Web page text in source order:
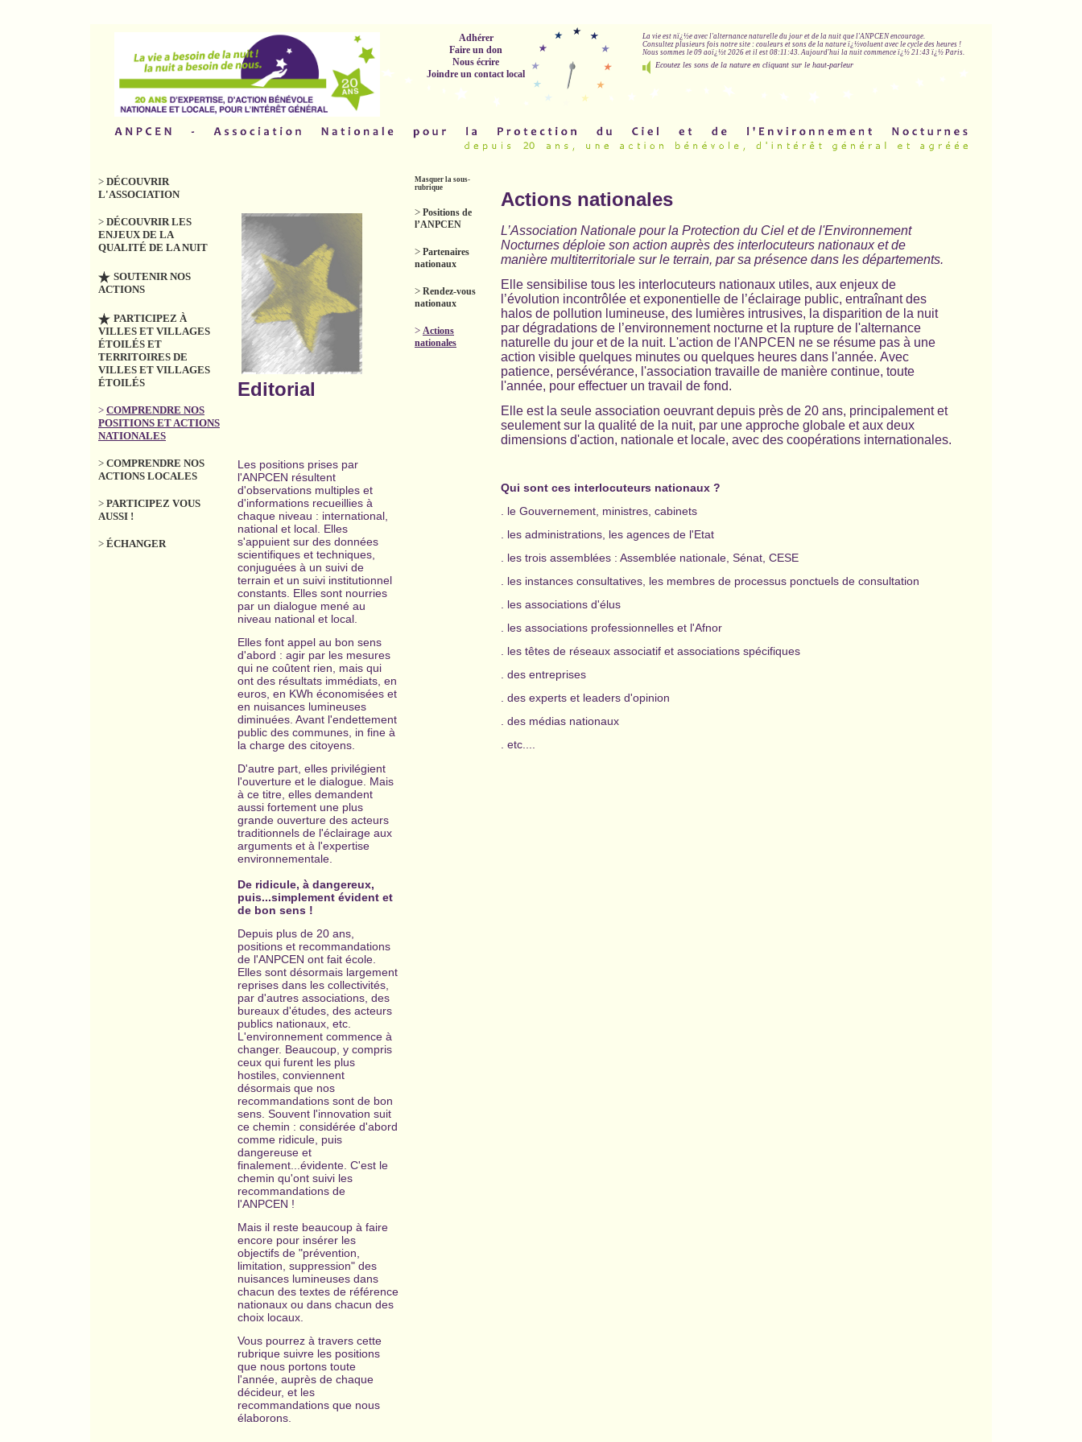
Adhérer
Faire un don
Nous écrire
Joindre un contact local
La vie est nï¿½e avec l'alternance naturelle du jour et de la nuit que l'ANPCEN encourage.
Consultez plusieurs fois notre site : couleurs et sons de la nature ï¿½voluent avec le cycle des heures !
Nous sommes le 09 aoï¿½t 2026 et il est 08:11:43.Aujourd'hui la nuit commence ï¿½ 21:43 ï¿½ Paris.
Ecoutez les sons de la nature en cliquant sur le haut-parleur
> DÉCOUVRIR
L'ASSOCIATION
> DÉCOUVRIR LES
ENJEUX DE LA
QUALITÉ DE LA NUIT
SOUTENIR NOS
ACTIONS
PARTICIPEZ À
VILLES ET VILLAGES
ÉTOILÉS ET
TERRITOIRES DE
VILLES ET VILLAGES
ÉTOILÉS
> COMPRENDRE NOS
POSITIONS ET ACTIONS
NATIONALES
> COMPRENDRE NOS
ACTIONS LOCALES
> PARTICIPEZ VOUS
AUSSI !
> ÉCHANGER
Editorial
Les positions prises par
l'ANPCEN résultent
d'observations multiples et
d'informations recueillies à
chaque niveau : international,
national et local. Elles
s'appuient sur des données
scientifiques et techniques,
conjuguées à un suivi de
terrain et un suivi institutionnel
constants. Elles sont nourries
par un dialogue mené au
niveau national et local.
Elles font appel au bon sens
d'abord : agir par les mesures
qui ne coûtent rien, mais qui
ont des résultats immédiats, en
euros, en KWh économisées et
en nuisances lumineuses
diminuées. Avant l'endettement
public des communes, in fine à
la charge des citoyens.
D'autre part, elles privilégient
l'ouverture et le dialogue. Mais
à ce titre, elles demandent
aussi fortement une plus
grande ouverture des acteurs
traditionnels de l'éclairage aux
arguments et à l'expertise
environnementale.
De ridicule, à dangereux,
puis...simplement évident et
de bon sens !
Depuis plus de 20 ans,
positions et recommandations
de l'ANPCEN ont fait école.
Elles sont désormais largement
reprises dans les collectivités,
par d'autres associations, des
bureaux d'études, des acteurs
publics nationaux, etc.
L'environnement commence à
changer. Beaucoup, y compris
ceux qui furent les plus
hostiles, conviennent
désormais que nos
recommandations sont de bon
sens. Souvent l'innovation suit
ce chemin : considérée d'abord
comme ridicule, puis
dangereuse et
finalement...évidente. C'est le
chemin qu'ont suivi les
recommandations de
l'ANPCEN !
Mais il reste beaucoup à faire
encore pour insérer les
objectifs de "prévention,
limitation, suppression" des
nuisances lumineuses dans
chacun des textes de référence
nationaux ou dans chacun des
choix locaux.
Vous pourrez à travers cette
rubrique suivre les positions
que nous portons toute
l'année, auprès de chaque
décideur, et les
recommandations que nous
élaborons.
Masquer la sous-
rubrique
> Positions de
l’ANPCEN
> Partenaires
nationaux
> Rendez-vous
nationaux
> Actions
nationales
Actions nationales
L’Association Nationale pour la Protection du Ciel et de l'Environnement
Nocturnes déploie son action auprès des interlocuteurs nationaux et de
manière multiterritoriale sur le terrain, par sa présence dans les départements.
Elle sensibilise tous les interlocuteurs nationaux utiles, aux enjeux de
l’évolution incontrôlée et exponentielle de l’éclairage public, entraînant des
halos de pollution lumineuse, des lumières intrusives, la disparition de la nuit
par dégradations de l’environnement nocturne et la rupture de l'alternance
naturelle du jour et de la nuit. L'action de l'ANPCEN ne se résume pas à une
action visible quelques minutes ou quelques heures dans l'année. Avec
patience, persévérance, l'association travaille de manière continue, toute
l'année, pour effectuer un travail de fond.
Elle est la seule association oeuvrant depuis près de 20 ans, principalement et
seulement sur la qualité de la nuit, par une approche globale et aux deux
dimensions d'action, nationale et locale, avec des coopérations internationales.
Qui sont ces interlocuteurs nationaux ?
. le Gouvernement, ministres, cabinets
. les administrations, les agences de l'Etat
. les trois assemblées : Assemblée nationale, Sénat, CESE
. les instances consultatives, les membres de processus ponctuels de consultation
. les associations d'élus
. les associations professionnelles et l'Afnor
. les têtes de réseaux associatif et associations spécifiques
. des entreprises
. des experts et leaders d'opinion
. des médias nationaux
. etc....